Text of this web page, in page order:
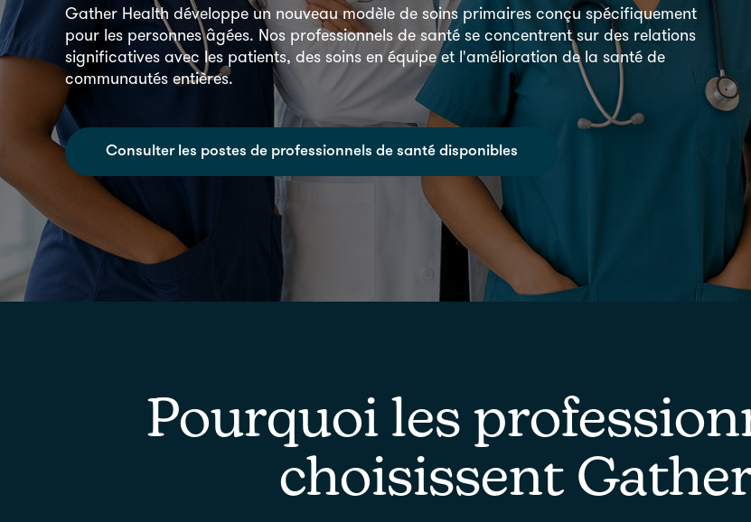
Gather Health développe un nouveau modèle de soins primaires conçu spécifiquement
pour les personnes âgées. Nos professionnels de santé se concentrent sur des relations
significatives avec les patients, des soins en équipe et l'amélioration de la santé de
communautés entières.
Consulter les postes de professionnels de santé disponibles
Pourquoi les
choisissent